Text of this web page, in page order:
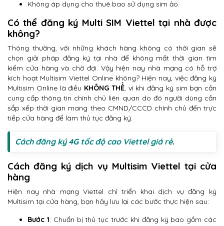
Không áp dụng cho thuê bao sử dụng sim ảo.
Có thể đăng ký Multi SIM Viettel tại nhà được
không?
Thông thường, với những khách hàng không có thời gian sẽ
chọn giải pháp đăng ký tại nhà để không mất thời gian tìm
kiếm cửa hàng và chờ đợi. Vậy hiện nay nhà mạng có hỗ trợ
kích hoạt Multisim Viettel Online không? Hiện nay, việc đăng ký
Multisim Online là điều KHÔNG THỂ, vì khi đăng ký sim bạn cần
cung cấp thông tin chính chủ liên quan do đó người dùng cần
sắp xếp thời gian mang theo CMND/CCCD chính chủ đến trực
tiếp cửa hàng để làm thủ tục đăng ký.
Cách đăng ký 4G tốc độ cao Viettel giá rẻ.
Cách đăng ký dịch vụ Multisim Viettel tại cửa
hàng
Hiện nay nhà mạng Viettel chỉ triển khai dịch vụ đăng ký
Multisim tại cửa hàng, bạn hãy lưu lại các bước thực hiện sau:
Bước 1: Chuẩn bị thủ tục trước khi đăng ký bao gồm các